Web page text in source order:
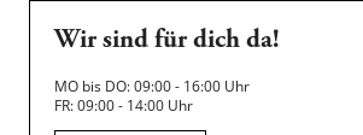
Wir sind für dich da!
MO bis DO: 09:00 - 16:00 Uhr
FR: 09:00 - 14:00 Uhr